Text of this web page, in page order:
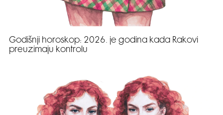
Godišnji horoskop: 2026. je godina kada Rakovi
preuzimaju kontrolu